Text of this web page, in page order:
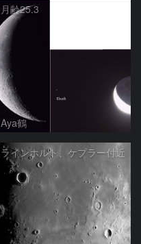
月齢25.3
Aya鶴
ラインホルト、ケプラー付近